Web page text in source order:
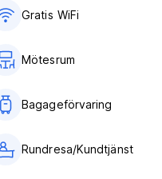
original language)
Gratis WiFi
Mötesrum
Bagageförvaring
Rundresa/Kundtjänst